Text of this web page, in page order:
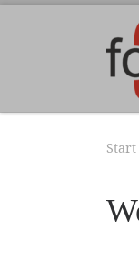
Zum Inhalt
Start